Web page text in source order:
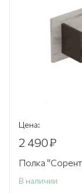
Цена:
2 490₽
Полка
В наличии